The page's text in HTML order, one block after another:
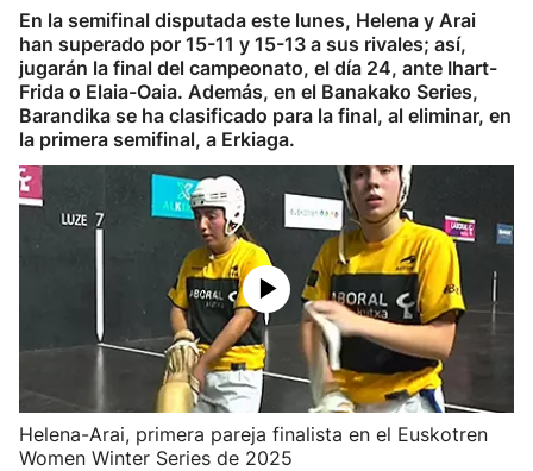
Herri-kirolak
Balonmano
Kirolak 360
Atletismo
Carreras de montaña
Más deportes
"Helmuga"
En la semifinal disputada este lunes, Helena y Arai
han superado por 15-11 y 15-13 a sus rivales; así,
jugarán la final del campeonato, el día 24, ante Ihart-
Frida o Elaia-Oaia. Además, en el Banakako Series,
Barandika se ha clasificado para la final, al eliminar, en
la primera semifinal, a Erkiaga.
Helena-Arai, primera pareja finalista en el Euskotren
Women Winter Series de 2025